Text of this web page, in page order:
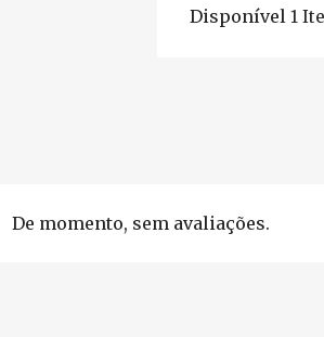
Disponível 1
De momento, sem avaliações.